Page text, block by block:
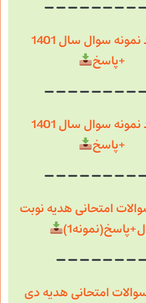
دانلود نمونه سوال سال 1401
+پاسخ
دانلود نمونه سوال سال 1401
+پاسخ
امتحانی هدیه نوبت
امتحانی هدیه دی